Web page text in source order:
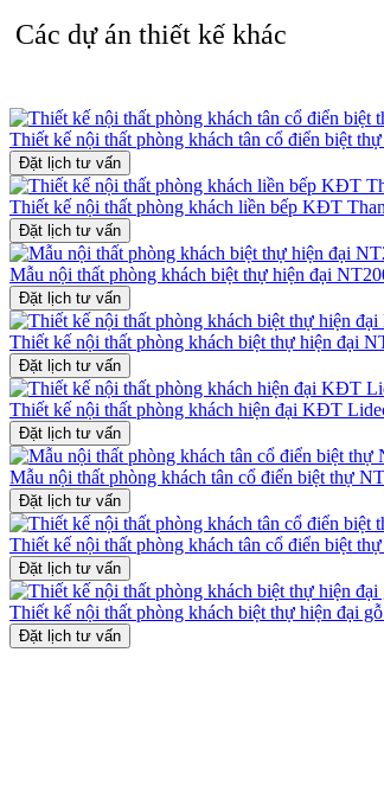
Gọi ngay hotline 0915 010 800để được tư vấn
Các dự án thiết kế khác
Thiết kế nội thất phòng khách tân cổ điển biệt
Đặt lịch tư vấn
Thiết kế nội thất phòng khách liền bếp KĐT
Đặt lịch tư vấn
Mẫu nội thất phòng khách biệt thự hiện đại
Đặt lịch tư vấn
Thiết kế nội thất phòng khách biệt thự hiện đại
Đặt lịch tư vấn
Thiết kế nội thất phòng khách hiện đại KĐT
Đặt lịch tư vấn
Mẫu nội thất phòng khách tân cổ điển biệt thự
Đặt lịch tư vấn
Thiết kế nội thất phòng khách tân cổ điển biệt
Đặt lịch tư vấn
Thiết kế nội thất phòng khách biệt thự hiện đại
Đặt lịch tư vấn